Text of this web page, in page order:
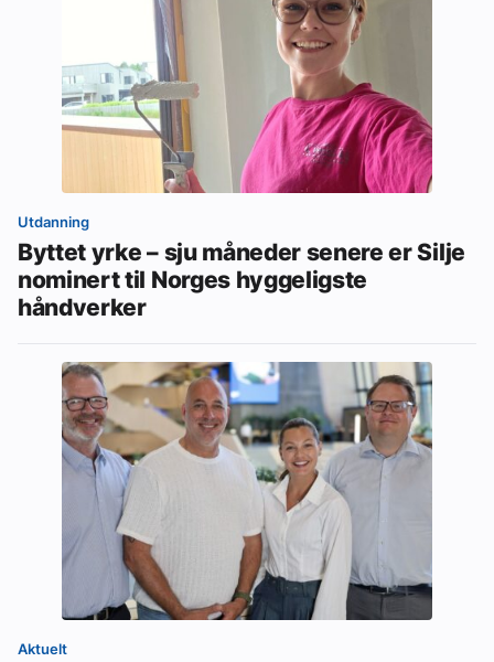
Utdanning
Byttet yrke – sju måneder senere er Silje
nominert til Norges hyggeligste
håndverker
Aktuelt